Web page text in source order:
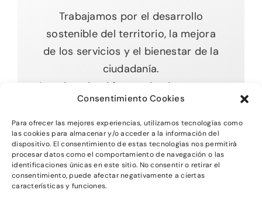
Consentimiento Cookies
Para ofrecer las mejores experiencias, utilizamos tecnologías como
las cookies para almacenar y/o acceder a la información del
dispositivo. El consentimiento de estas tecnologías nos permitirá
procesar datos como el comportamiento de navegación o las
identificaciones únicas en este sitio. No consentir o retirar el
consentimiento, puede afectar negativamente a ciertas
características y funciones.
Trabajamos por el desarrollo
sostenible del territorio, la mejora
de los servicios y el bienestar de la
ciudadanía.
Impulsando el futuro desde nuestras
raíces.
Toggle
Navigation
Inicio